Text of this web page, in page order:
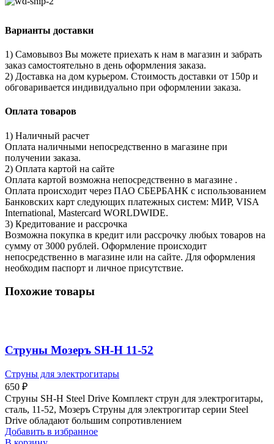
Варианты доставки
1) Самовывоз Вы можете приехать к нам в магазин и забрать
заказ самостоятельно в день оформления заказа.
2) Доставка на дом курьером. Стоимость доставки от 150р и
обговаривается индивидуально при оформлении заказа.
Оплата товаров
1) Наличный расчет
Оплата наличными непосредственно в магазине при
получении заказа.
2) Оплата картой на сайте
Оплата картой возможна непосредственно в магазине .
Оплата происходит через ПАО СБЕРБАНК с использованием
Банковских карт следующих платежных систем: МИР, VISA
International, Mastercard WORLDWIDE.
3) Кредитование и рассрочка
Возможна покупка в кредит или рассрочку любых товаров на
сумму от 3000 рублей. Оформление происходит
непосредственно в магазине или на сайте. Для оформления
необходим паспорт и личное присутствие.
Похожие товары
Струны Мозеръ SH-H 11-52
Струны для электрогитары
650 ₽
Струны SH-H Steel Drive Комплект струн для электрогитары,
сталь, 11-52, Мозеръ Струны для электрогитар серии Steel
Drive обладают большим сопротивлением
Добавить в избранное